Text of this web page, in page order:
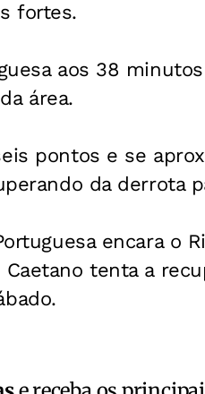
fortes.
aos 38
área.
pontos e se
da derrota
encara o
tenta a